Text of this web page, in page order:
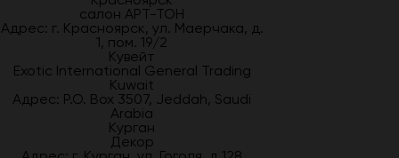
салон АРТ-ТОН
Адрес: г. Красноярск, ул. Маерчака, д.
1, пом. 19/2
Кувейт
Exotic International General Trading
Kuwait
Адрес: P.O. Box 3507, Jeddah, Saudi
Arabia
Курган
Декор